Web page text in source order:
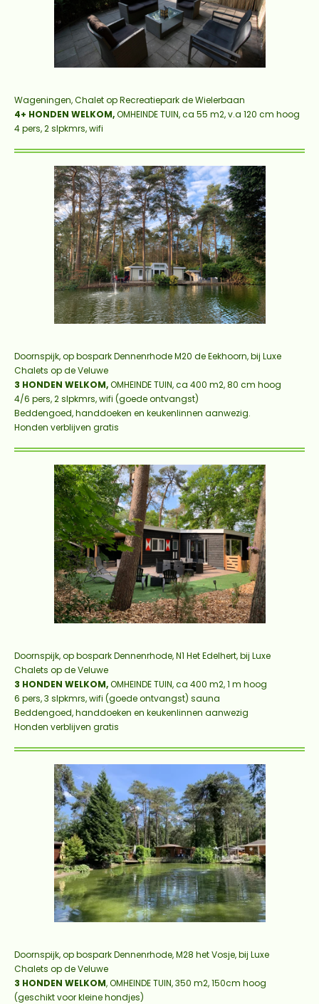
Wageningen, Chalet op Recreatiepark de Wielerbaan
4+ HONDEN WELKOM,OMHEINDE TUIN, ca 55 m2, v.a 120 cm hoog
4 pers, 2 slpkmrs, wifi
Doornspijk, op bospark Dennenrhode M20 de Eekhoorn, bij Luxe
Chalets op de Veluwe
3 HONDEN WELKOM,OMHEINDE TUIN, ca 400 m2, 80 cm hoog
4/6 pers, 2 slpkmrs, wifi (goede ontvangst)
Beddengoed, handdoeken en keukenlinnen aanwezig.
Honden verblijven gratis
Doornspijk, op bospark Dennenrhode, N1 Het Edelhert, bij Luxe
Chalets op de Veluwe
3 HONDEN WELKOM,OMHEINDE TUIN, ca 400 m2, 1 m hoog
6 pers, 3 slpkmrs, wifi (goede ontvangst) sauna
Beddengoed, handdoeken en keukenlinnen aanwezig
Honden verblijven gratis
Doornspijk, op bospark Dennenrhode, M28 het Vosje, bij Luxe
Chalets op de Veluwe
3 HONDEN WELKOM,OMHEINDE TUIN, 350 m2, 150cm hoog
(geschikt voor kleine hondjes)